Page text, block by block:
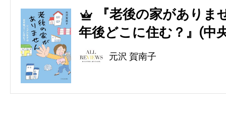
5
『老後の家があり
年後どこに住む？』(中
元沢 賀南子